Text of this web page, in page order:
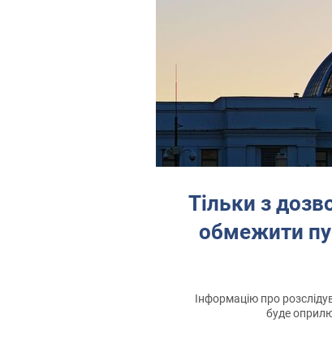
Тільки з
обмежити
Інформацію про
буде